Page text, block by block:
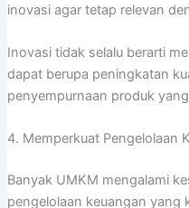
inovasi agar tetap relevan
Inovasi tidak selalu berarti
dapat berupa peningkatan
penyempurnaan produk
4. Memperkuat Pengelolaan
Banyak UMKM mengalami
pengelolaan keuangan yang